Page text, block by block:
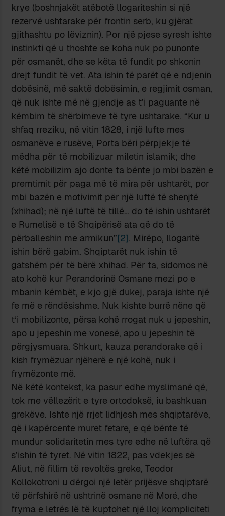
krye (boshnjakët atëbotë llogariteshin si një
rezervë ushtarake për frontin serb, ku gjërat
gjithashtu po lëviznin). Por një pjese syresh ishte
instinkti që u thoshte se koha nuk po punonte
për osmanët, dhe se këta të fundit po shkonin
drejt fundit të vet. Ata ishin të parët që e ndjenin
dobësinë, më saktë dobësimin, e regjimit osman,
që nuk ishte më në gjendje as t’i paguante në
këmbim të shërbimeve të tyre ushtarake. “Kur u
shfaq rreziku, në vitin 1828, i një lufte mes
osmanëve e rusëve, Porta bëri përpjekje të
mëdha për të mobilizuar miletin islamik; dhe
këtë mobilizim ajo donte ta bënte jo mbi bazën e
premtimit për paga më të mira për ushtarët, por
mbi bazën e motivimit për një luftë të shenjtë
(xhihad); në një luftë të tillë… do të ishin ushtarët
e Rumelisë e të Shqipërisë ata që do të
përballeshin me armikun”[2]. Mirëpo, llogaritë
ishin bërë gabim. Shqiptarët nuk ishin të
gatshëm për të bërë xhihad. Për ta, sidomos në
ato kohë kur Perandorinë Osmane mezi po e
mbanin këmbët, e kjo gjë dukej, paraja ishte një
fe më e rëndësishme. Nuk kishte burrë nëne që
t’i mobilizonte, përsa kohë rrogat nuk u jepeshin,
apo u jepeshin me vonesë, apo u jepeshin të
përgjysmuara. Shkurt, kauza perandorake që i
kish frymëzuar njëherë e një kohë, nuk i
frymëzonte më.
Në këtë kontekst, ka pasur edhe myslimanë që,
tok me vëllezërit e tyre ortodoksë, iu bashkuan
grekëve. Ishte një rrjet lidhjesh mes shqiptarëve,
që i kapërcente muret fetare, e që bënte të
mundur solidaritetin mes tyre edhe në luftëra që
s’ishin të tyret. Në vitin 1822, pas vdekjes së
Aliut, në fillim të revoltës greke, Teodor
Kollokotroni u dërgoi një letër prijësve shqiptarë
të përfshirë në ushtrinë osmane në Moré, dhe
fryma e letrës lë të kuptohet një lloj kompliciteti